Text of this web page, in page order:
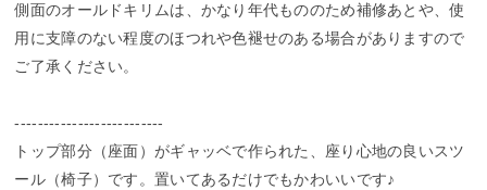
側面のオールドキリムは、かなり年代もののため補修あとや、使
用に支障のない程度のほつれや色褪せのある場合がありますので
ご了承ください。
--------------------------
トップ部分（座面）がギャッベで作られた、座り心地の良いスツ
ール（椅子）です。置いてあるだけでもかわいいです♪